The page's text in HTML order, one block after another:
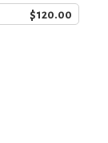
$120.00